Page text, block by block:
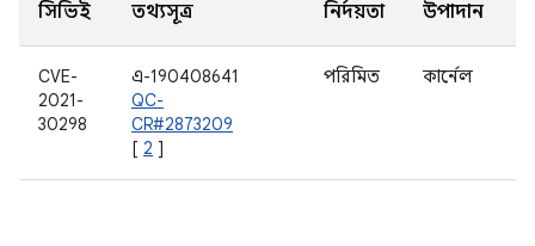
সিভিই তথ্যসূত্র নির্দয়তা উপাদান
CVE-
2021-
30298
এ-190408641
QC-
CR#2873209
[ 2 ]
পরিমিত কার্নেল